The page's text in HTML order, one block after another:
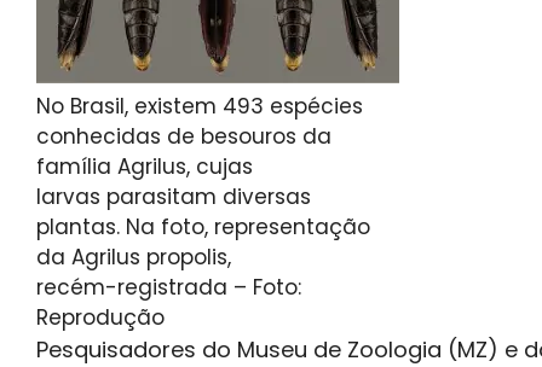
No Brasil, existem 493 espécies
conhecidas de besouros da
família Agrilus, cujas
larvas parasitam diversas
plantas. Na foto, representação
da Agrilus propolis,
recém-registrada – Foto:
Reprodução
Pesquisadores do Museu de Zoologia (MZ) e